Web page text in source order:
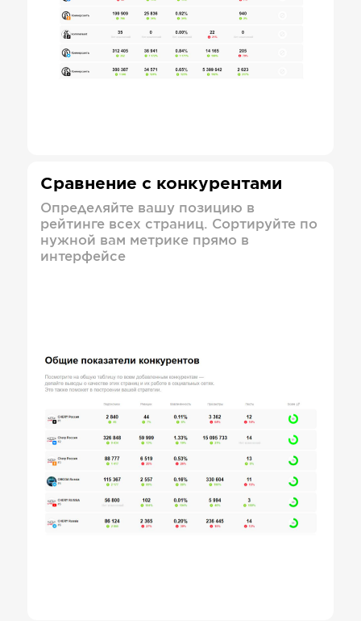
Сравнение с конкурентами
Определяйте вашу позицию в
рейтинге всех страниц. Сортируйте по
нужной вам метрике прямо в
интерфейсе